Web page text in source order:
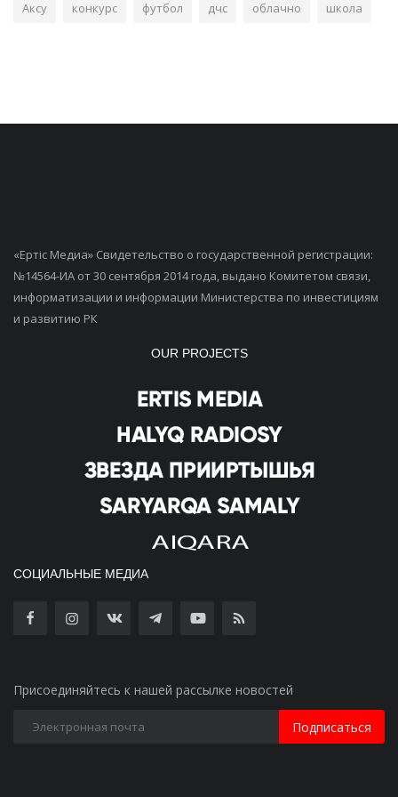
Аксу конкурс футбол дчс облачно школа
«Ертiс Медиа» Свидетельство о государственной регистрации:
№14564-ИА от 30 сентября 2014 года, выдано Комитетом связи,
информатизации и информации Министерства по инвестициям
и развитию РК
OUR PROJECTS
СОЦИАЛЬНЫЕ МЕДИА
Присоединяйтесь к нашей рассылке новостей
Подписаться